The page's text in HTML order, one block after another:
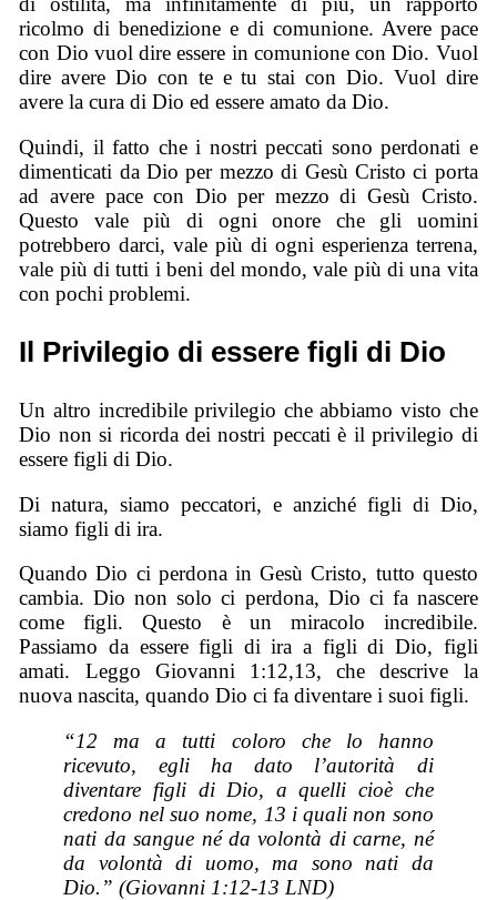
ricolmo di benedizione e di comunione. Avere pace
con Dio vuol dire essere in comunione con Dio. Vuol
dire avere Dio con te e tu stai con Dio. Vuol dire
avere la cura di Dio ed essere amato da Dio.
Quindi, il fatto che i nostri peccati sono perdonati e
dimenticati da Dio per mezzo di Gesù Cristo ci porta
ad avere pace con Dio per mezzo di Gesù Cristo.
Questo vale più di ogni onore che gli uomini
potrebbero darci, vale più di ogni esperienza terrena,
vale più di tutti i beni del mondo, vale più di una vita
con pochi problemi.
Il Privilegio di essere figli di Dio
Un altro incredibile privilegio che abbiamo visto che
Dio non si ricorda dei nostri peccati è il privilegio di
essere figli di Dio.
Di natura, siamo peccatori, e anziché figli di Dio,
siamo figli di ira.
Quando Dio ci perdona in Gesù Cristo, tutto questo
cambia. Dio non solo ci perdona, Dio ci fa nascere
come figli. Questo è un miracolo incredibile.
Passiamo da essere figli di ira a figli di Dio, figli
amati. Leggo Giovanni 1:12,13, che descrive la
nuova nascita, quando Dio ci fa diventare i suoi figli.
“12 ma a tutti coloro che lo hanno
ricevuto, egli ha dato l’autorità di
diventare figli di Dio, a quelli cioè che
credono nel suo nome, 13 i quali non sono
nati da sangue né da volontà di carne, né
da volontà di uomo, ma sono nati da
Dio.” (Giovanni 1:12-13 LND)